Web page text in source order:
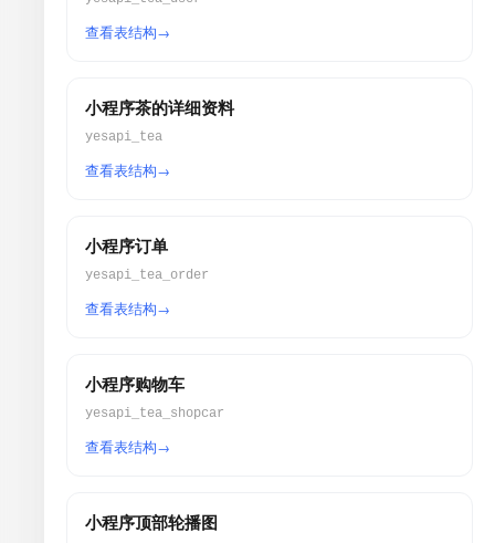
查看表结构
小程序茶的详细资料
yesapi_tea
查看表结构
小程序订单
yesapi_tea_order
查看表结构
小程序购物车
yesapi_tea_shopcar
查看表结构
小程序顶部轮播图